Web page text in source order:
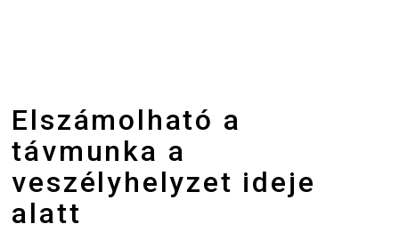
Elszámolható a
távmunka a
veszélyhelyzet ideje
alatt